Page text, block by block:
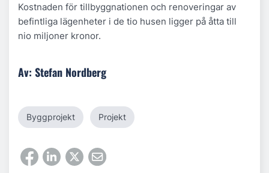
Kostnaden för tillbyggnationen och renoveringar av
befintliga lägenheter i de tio husen ligger på åtta till
nio miljoner kronor.
Av: Stefan Nordberg
Byggprojekt Projekt